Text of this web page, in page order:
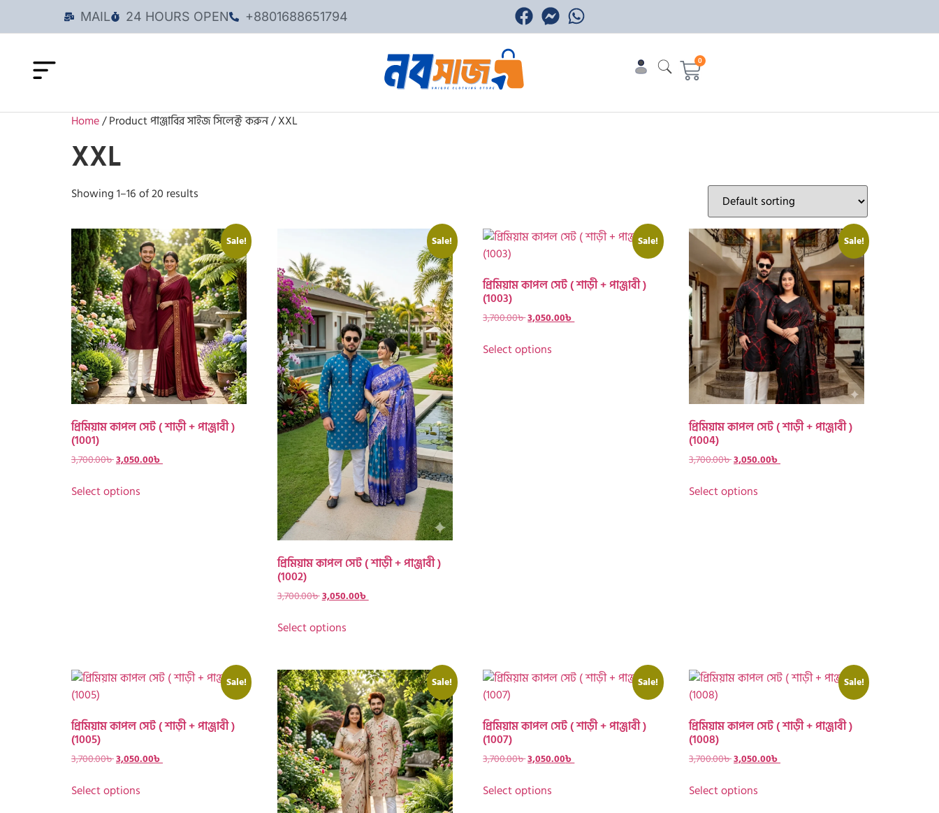
MAIL 24 HOURS OPEN +8801688651794
0
Home/ Product পাঞ্জাবির সাইজ সিলেক্ট করুন / XXL
XXL
Showing 1–16 of 20 results
Sale!
প্রিমিয়াম কাপল সেট ( শাড়ী + পাঞ্জাবী )
(1001)
3,700.00৳3,050.00৳
Select options
Sale!
প্রিমিয়াম কাপল সেট ( শাড়ী + পাঞ্জাবী )
(1002)
3,700.00৳3,050.00৳
Select options
Sale!
প্রিমিয়াম কাপল সেট ( শাড়ী + পাঞ্জাবী )
(1003)
3,700.00৳3,050.00৳
Select options
Sale!
প্রিমিয়াম কাপল সেট ( শাড়ী + পাঞ্জাবী )
(1004)
3,700.00৳3,050.00৳
Select options
Sale!
প্রিমিয়াম কাপল সেট ( শাড়ী + পাঞ্জাবী )
(1005)
3,700.00৳3,050.00৳
Select options
Sale! Sale!
প্রিমিয়াম কাপল সেট ( শাড়ী + পাঞ্জাবী )
(1007)
3,700.00৳3,050.00৳
Select options
Sale!
প্রিমিয়াম কাপল সেট ( শাড়ী + পাঞ্জাবী )
(1008)
3,700.00৳3,050.00৳
Select options